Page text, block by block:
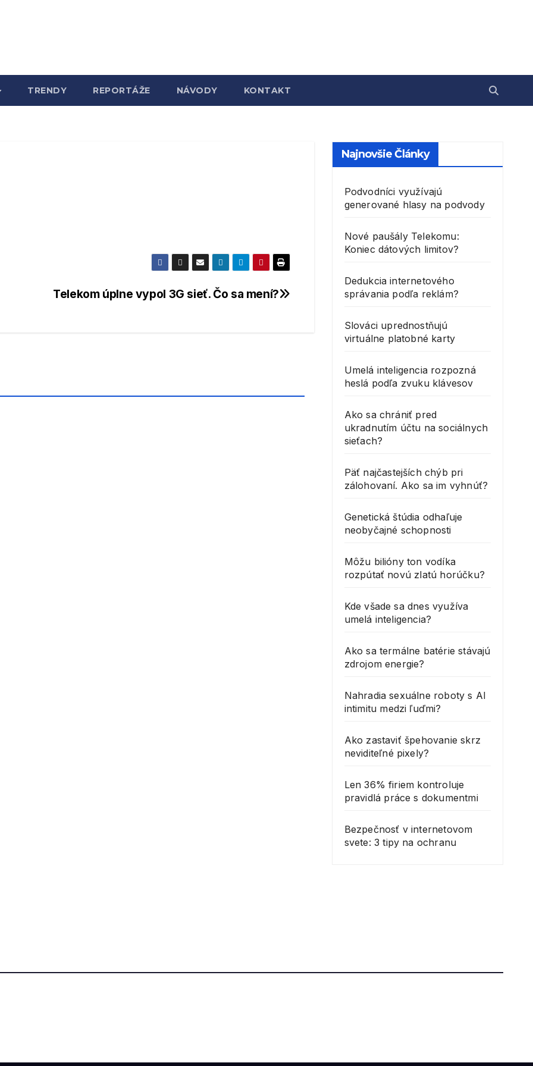
TRENDY REPORTÁŽE NÁVODY KONTAKT
Telekom úplne vypol 3G sieť. Čo sa mení?
Najnovšie Články
Podvodníci využívajú
generované hlasy na podvody
Nové paušály Telekomu:
Koniec dátových limitov?
Dedukcia internetového
správania podľa reklám?
Slováci uprednostňujú
virtuálne platobné karty
Umelá inteligencia rozpozná
heslá podľa zvuku klávesov
Ako sa chrániť pred
ukradnutím účtu na sociálnych
sieťach?
Päť najčastejších chýb pri
zálohovaní. Ako sa im vyhnúť?
Genetická štúdia odhaľuje
neobyčajné schopnosti
Môžu bilióny ton vodíka
rozpútať novú zlatú horúčku?
Kde všade sa dnes využíva
umelá inteligencia?
Ako sa termálne batérie stávajú
zdrojom energie?
Nahradia sexuálne roboty s AI
intimitu medzi ľuďmi?
Ako zastaviť špehovanie skrz
neviditeľné pixely?
Len 36% firiem kontroluje
pravidlá práce s dokumentmi
Bezpečnosť v internetovom
svete: 3 tipy na ochranu